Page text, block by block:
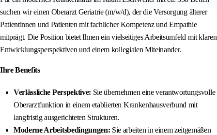
suchen wir einen Oberarzt Geriatrie (m/w/d), der die Versorgung älterer
Patientinnen und Patienten mit fachlicher Kompetenz und Empathie
mitprägt. Die Position bietet Ihnen ein vielseitiges Arbeitsumfeld mit klaren
Entwicklungsperspektiven und einem kollegialen Miteinander.
Ihre Benefits
Verlässliche Perspektive: Sie übernehmen eine verantwortungsvolle
Oberarztfunktion in einem etablierten Krankenhausverbund mit
langfristig ausgerichteten Strukturen.
Moderne Arbeitsbedingungen: Sie arbeiten in einem zeitgemäßen